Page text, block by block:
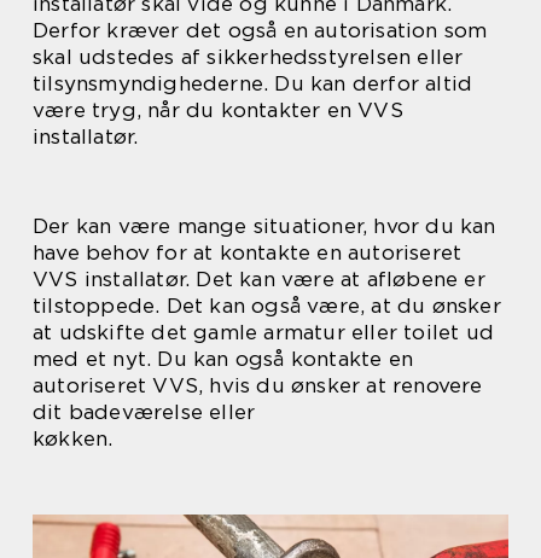
Derfor kræver det også en autorisation som
skal udstedes af sikkerhedsstyrelsen eller
tilsynsmyndighederne. Du kan derfor altid
være tryg, når du kontakter en VVS
installatør.
Der kan være mange situationer, hvor du kan
have behov for at kontakte en autoriseret
VVS installatør. Det kan være at afløbene er
tilstoppede. Det kan også være, at du ønsker
at udskifte det gamle armatur eller toilet ud
med et nyt. Du kan også kontakte en
autoriseret VVS, hvis du ønsker at renovere
dit badeværelse eller
køkken.